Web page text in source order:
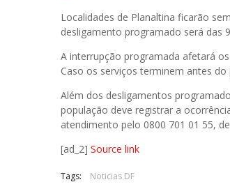
Localidades de Planaltina ficarão
desligamento programado será das
A interrupção programada afetará
Caso os serviços terminem antes
Além dos desligamentos
população deve registrar a
atendimento pelo 0800 701 01 55,
[ad_2] Source link
Tags: Noticias DF